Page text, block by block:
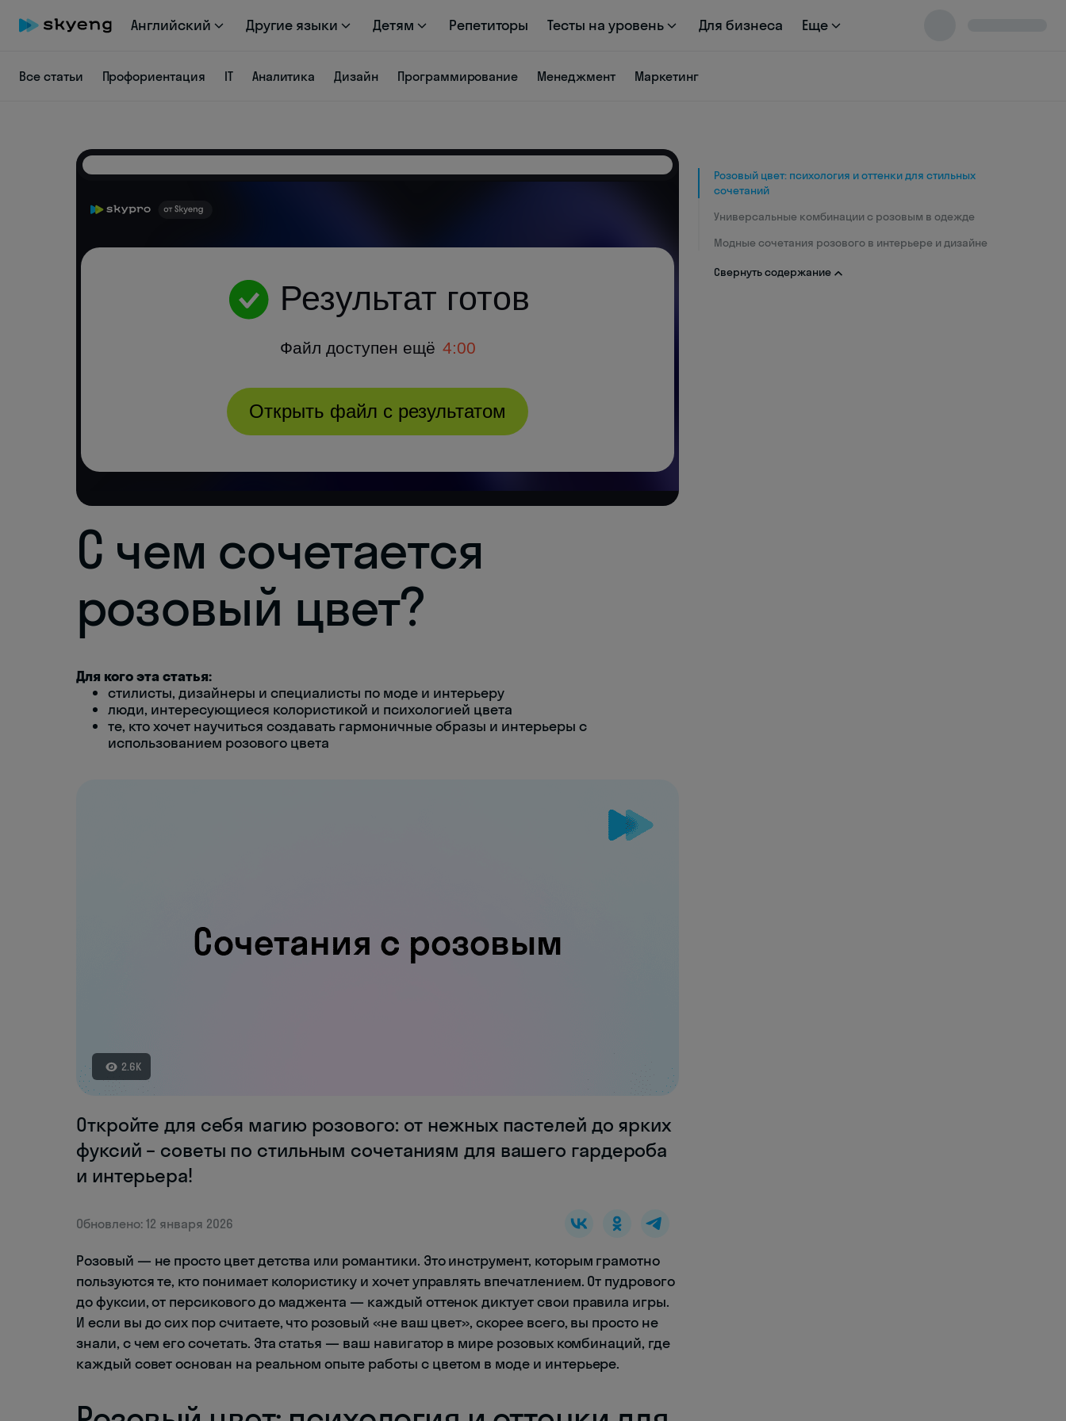
Английский Другие языки Детям Репетиторы Тесты на уровень Для бизнеса Еще
Все статьи Профориентация IT Аналитика Дизайн Программирование Менеджмент Маркетинг
С чем сочетается
розовый цвет?
Для кого эта статья:
стилисты, дизайнеры и специалисты по моде и интерьеру
люди, интересующиеся колористикой и психологией цвета
те, кто хочет научиться создавать гармоничные образы и интерьеры с
использованием розового цвета
2.6K
Откройте для себя магию розового: от нежных пастелей до ярких
фуксий – советы по стильным сочетаниям для вашего гардероба
и интерьера!
Обновлено: 12 января 2026
Розовый — не просто цвет детства или романтики. Это инструмент, которым грамотно
пользуются те, кто понимает колористику и хочет управлять впечатлением. От пудрового
до фуксии, от персикового до маджента — каждый оттенок диктует свои правила игры.
И если вы до сих пор считаете, что розовый «не ваш цвет», скорее всего, вы просто не
знали, с чем его сочетать. Эта статья — ваш навигатор в мире розовых комбинаций, где
каждый совет основан на реальном опыте работы с цветом в моде и интерьере.
Розовый цвет: психология и оттенки для стильных
сочетаний
Универсальные комбинации с розовым в одежде
Модные сочетания розового в интерьере и дизайне
Свернуть содержание